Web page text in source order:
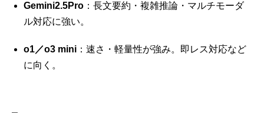
Gemini2.5Pro ：長文要約・複雑推論・マルチモーダ
ル対応に強い。
o1／o3 mini ：速さ・軽量性が強み。即レス対応など
に向く。